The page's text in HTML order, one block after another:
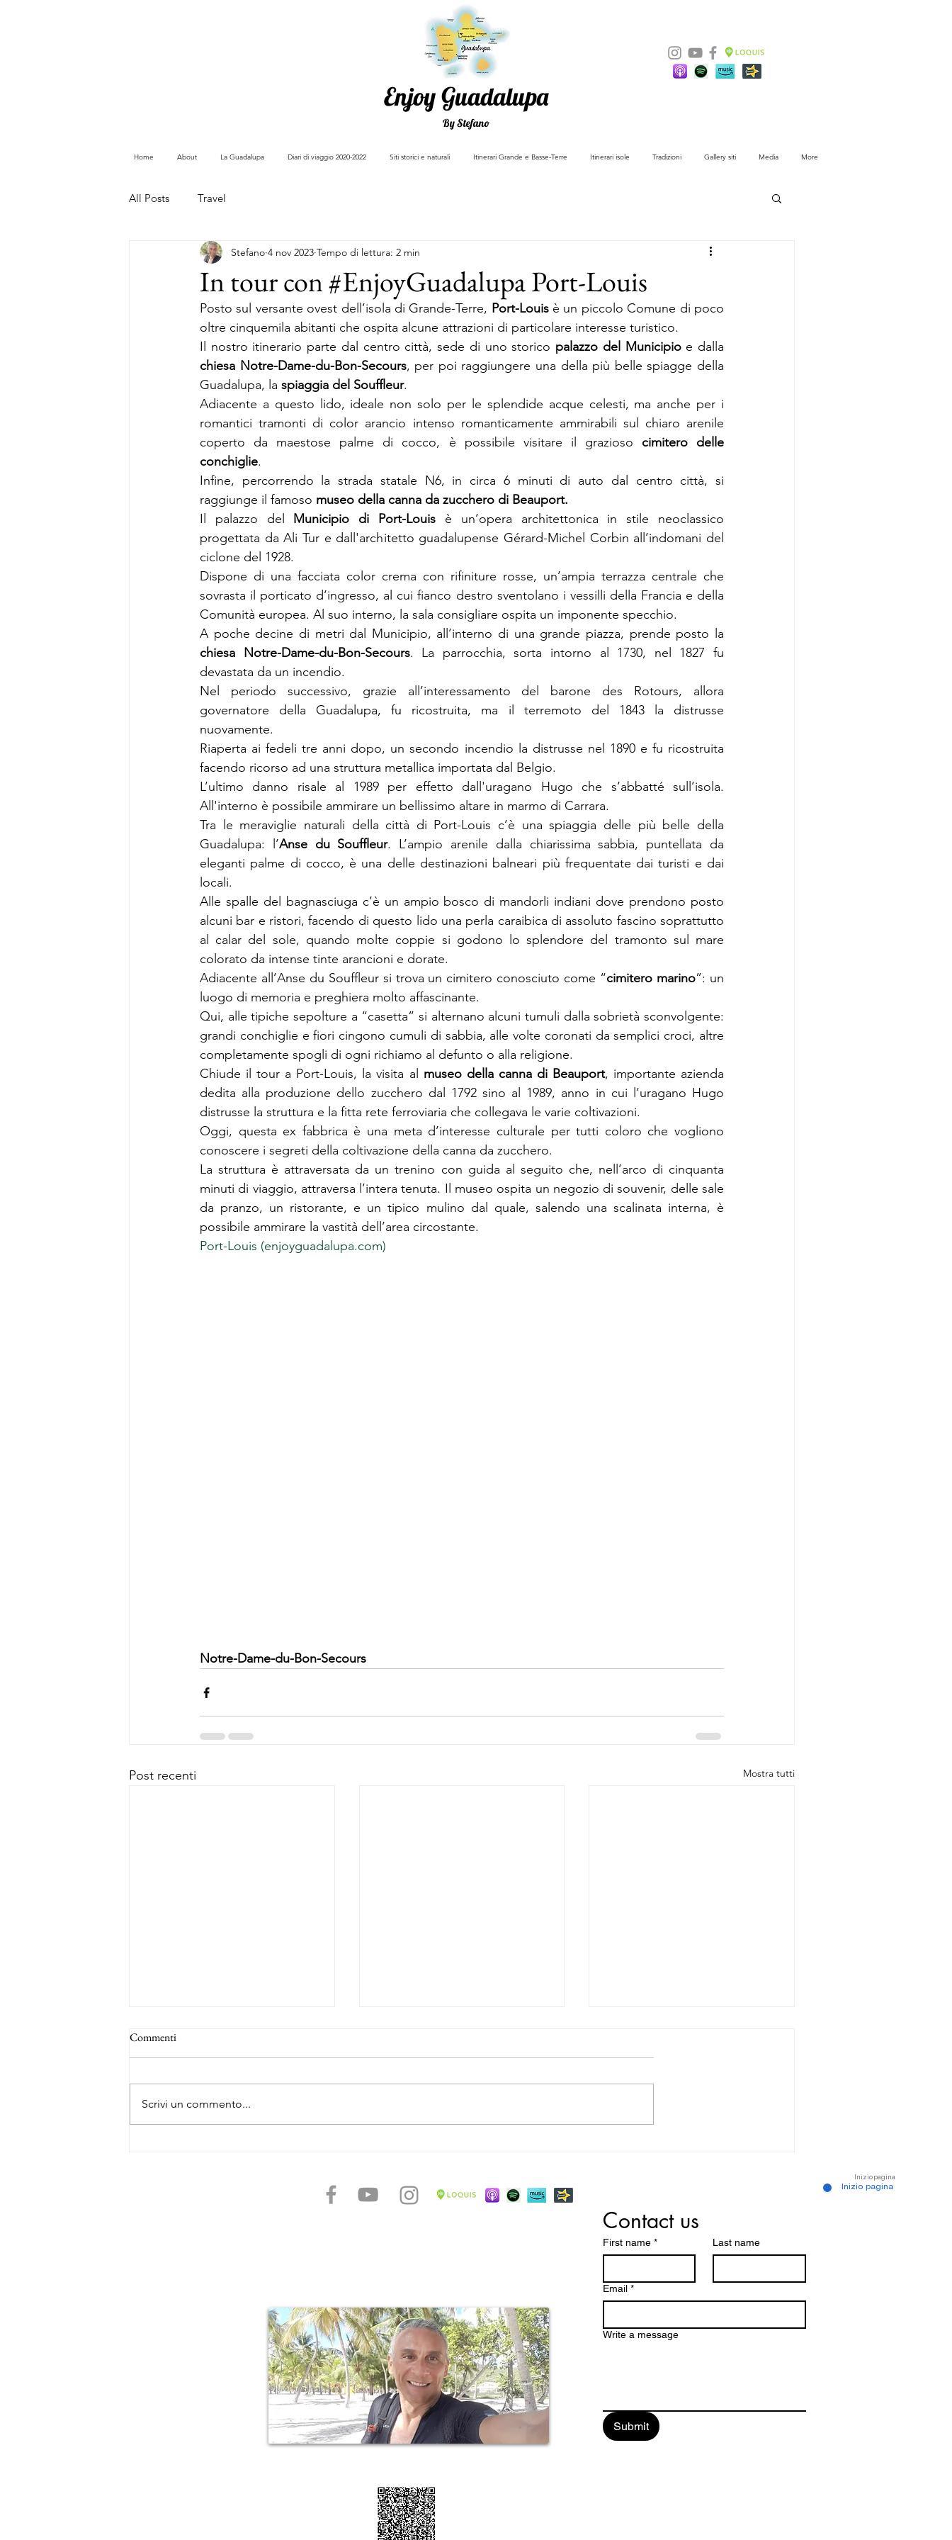
Enjoy Guadalupa
By Stefano
Home About La Guadalupa Diari di viaggio 2020-2022 Siti storici e naturali Itinerari Grande e Basse-Terre Itinerari isole Tradizioni Gallery siti Media More
All Posts Travel
In tour con #EnjoyGuadalupa Port-Louis
Stefano 4 nov 2023 Tempo di lettura: 2 min
Posto sul versante ovest dell’isola di Grande-Terre, Port-Louis è un piccolo Comune di poco
oltre cinquemila abitanti che ospita alcune attrazioni di particolare interesse turistico.
Il nostro itinerario parte dal centro città, sede di uno storico palazzo del Municipio
chiesa Notre-Dame-du-Bon-Secours, per poi raggiungere una della più belle spiagge della
Guadalupa, la spiaggia del Souffleur.
Adiacente a questo lido, ideale non solo per le splendide acque celesti, ma anche per i
romantici tramonti di color arancio intenso romanticamente ammirabili sul chiaro arenile
coperto da maestose palme di cocco, è possibile visitare il grazioso cimitero delle
conchiglie.
Infine, percorrendo la strada statale N6, in circa 6 minuti di auto dal centro città, si
raggiunge il famoso museo della canna da zucchero di Beauport.
Il palazzo del Municipio di Port-Louis è un’opera architettonica in stile neoclassico
progettata da Ali Tur e dall'architetto guadalupense Gérard-Michel Corbin all’indomani del
ciclone del 1928.
Dispone di una facciata color crema con rifiniture rosse, un’ampia terrazza centrale che
sovrasta il porticato d’ingresso, al cui fianco destro sventolano i vessilli della Francia e della
Comunità europea. Al suo interno, la sala consigliare ospita un imponente specchio.
chiesa Notre-Dame-du-Bon-Secours. La parrocchia, sorta intorno al 1730, nel 1827 fu
devastata da un incendio.
Nel periodo successivo, grazie all’interessamento del barone des Rotours, allora
governatore della Guadalupa, fu ricostruita, ma il terremoto del 1843 la distrusse
nuovamente.
Riaperta ai fedeli tre anni dopo, un secondo incendio la distrusse nel 1890 e fu ricostruita
facendo ricorso ad una struttura metallica importata dal Belgio.
L’ultimo danno risale al 1989 per effetto dall'uragano Hugo che s’abbatté sull’isola.
All'interno è possibile ammirare un bellissimo altare in marmo di Carrara.
Tra le meraviglie naturali della città di Port-Louis c’è una spiaggia delle più belle della
Guadalupa: l’Anse du Souffleur. L’ampio arenile dalla chiarissima sabbia, puntellata da
eleganti palme di cocco, è una delle destinazioni balneari più frequentate dai turisti e dai
locali.
Alle spalle del bagnasciuga c’è un ampio bosco di mandorli indiani dove prendono posto
alcuni bar e ristori, facendo di questo lido una perla caraibica di assoluto fascino soprattutto
al calar del sole, quando molte coppie si godono lo splendore del tramonto sul mare
colorato da intense tinte arancioni e dorate.
Adiacente all’Anse du Souffleur si trova un cimitero conosciuto come “cimitero marino”: un
luogo di memoria e preghiera molto affascinante.
Qui, alle tipiche sepolture a “casetta” si alternano alcuni tumuli dalla sobrietà sconvolgente:
grandi conchiglie e fiori cingono cumuli di sabbia, alle volte coronati da semplici croci, altre
completamente spogli di ogni richiamo al defunto o alla religione.
Chiude il tour a Port-Louis, la visita al museo della canna di Beauport, importante azienda
dedita alla produzione dello zucchero dal 1792 sino al 1989, anno in cui l’uragano Hugo
distrusse la struttura e la fitta rete ferroviaria che collegava le varie coltivazioni.
Oggi, questa ex fabbrica è una meta d’interesse culturale per tutti coloro che vogliono
conoscere i segreti della coltivazione della canna da zucchero.
La struttura è attraversata da un trenino con guida al seguito che, nell’arco di cinquanta
minuti di viaggio, attraversa l’intera tenuta. Il museo ospita un negozio di souvenir, delle sale
da pranzo, un ristorante, e un tipico mulino dal quale, salendo una scalinata interna, è
possibile ammirare la vastità dell’area circostante.
Port-Louis (enjoyguadalupa.com)
Notre-Dame-du-Bon-Secours
Post recenti Mostra tutti
Commenti
Scrivi un commento...
Inizio pagina
Contact us
First name * Last name
Email *
Write a message
Submit
Inizio pagina